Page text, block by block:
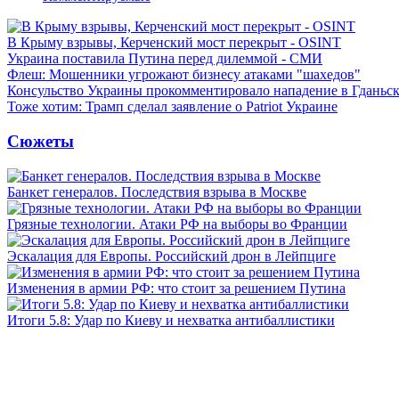
В Крыму взрывы, Керченский мост перекрыт - OSINT
Украина поставила Путина перед дилеммой - СМИ
Флеш: Мошенники угрожают бизнесу атаками "шахедов"
Консульство Украины прокомментировало нападение в
Тоже хотим: Трамп сделал заявление о Patriot Украине
Сюжеты
Банкет генералов. Последствия взрыва в Москве
Грязные технологии. Атаки РФ на выборы во Франции
Эскалация для Европы. Российский дрон в Лейпциге
Изменения в армии РФ: что стоит за решением Путина
Итоги 5.8: Удар по Киеву и нехватка антибаллистики